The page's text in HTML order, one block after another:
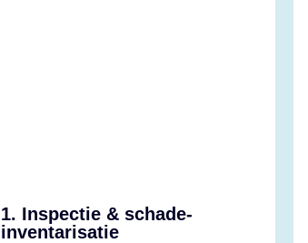
1. Inspectie & schade-
inventarisatie